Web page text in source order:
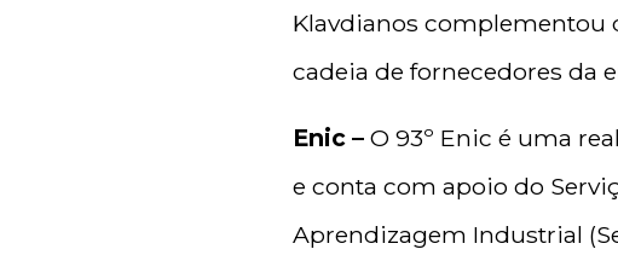
Klavdianos complementou
cadeia de fornecedores da
Enic –O 93º Enic é uma
e conta com apoio do
Aprendizagem Industrial